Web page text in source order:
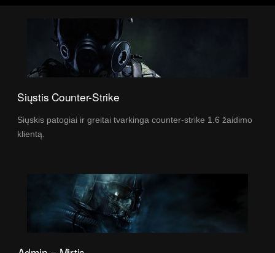
Siųstis Counter-Strike
Siųskis patogiai ir greitai tvarkinga counter-strike 1.6 žaidimo
klientą.